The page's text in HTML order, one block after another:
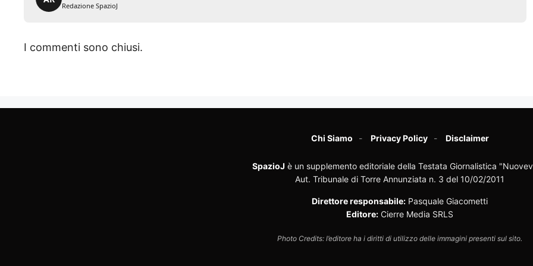
Redazione SpazioJ
I commenti sono chiusi.
Chi Siamo Privacy Policy Disclaimer
SpazioJ è un supplemento editoriale della Testata Giornalistica
Aut. Tribunale di Torre Annunziata n. 3 del 10/02/2011
Direttore responsabile: Pasquale Giacometti
Editore: Cierre Media SRLS
Photo Credits: l’editore ha i diritti di utilizzo delle immagini presenti sul sito.